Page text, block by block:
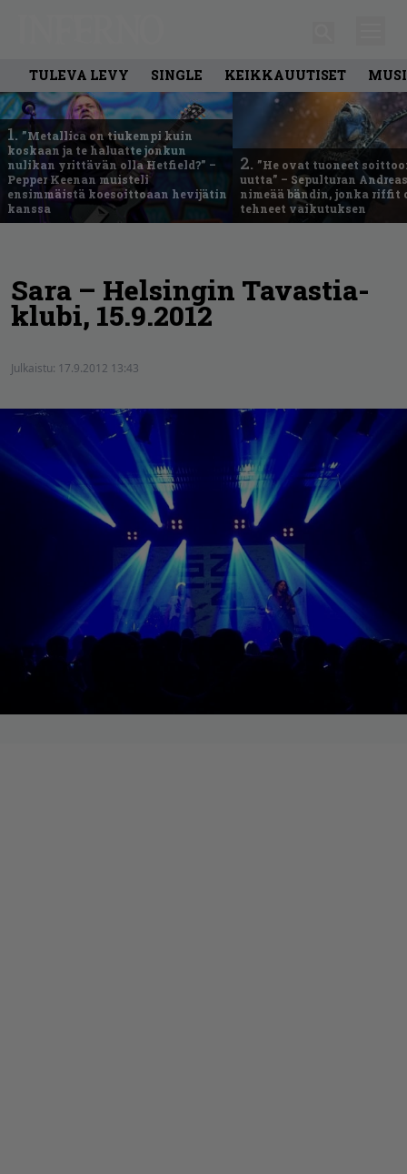
TULEVA LEVY SINGLE KEIKKAUUTISET
1. ”Metallica on tiukempi kuin
koskaan ja te haluatte jonkun
nulikan yrittävän olla Hetfield?” –
Pepper Keenan muisteli
ensimmäistä koesoittoaan hevijätin
kanssa
2. ”He ovat tuoneet
uutta” – Sepulturan
nimeää bändin, jonka riffit
tehneet vaikutuksen
Sara – Helsingin Tavastia-
klubi, 15.9.2012
Julkaistu: 17.9.2012 13:43